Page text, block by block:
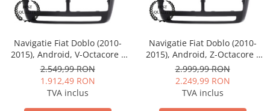
Smart
Jeep
Navigatie Fiat Doblo (2010-
2015), Android, V-Octacore /
4GB RAM + 64GB ROM, 10.36
Inch - AD-BGV10004+AD-
BGRKIT358
2.549,99 RON
1.912,49 RON
TVA inclus
Navigatie Fiat Doblo (2010-
2015), Android, Z-Octacore /
8GB RAM + 256GB ROM, 10.1
Inch - AD-BGZ10008+AD-
BGRKIT358
2.999,99 RON
2.249,99 RON
TVA inclus